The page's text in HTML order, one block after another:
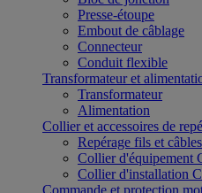
Presse-étoupe
Embout de câblage
Connecteur
Conduit flexible
Transformateur et
Transformateur
Alimentation
Collier et accessoires de
Repérage fils et câbles
Collier d'équipement
Collier d'installation
Commande et protection